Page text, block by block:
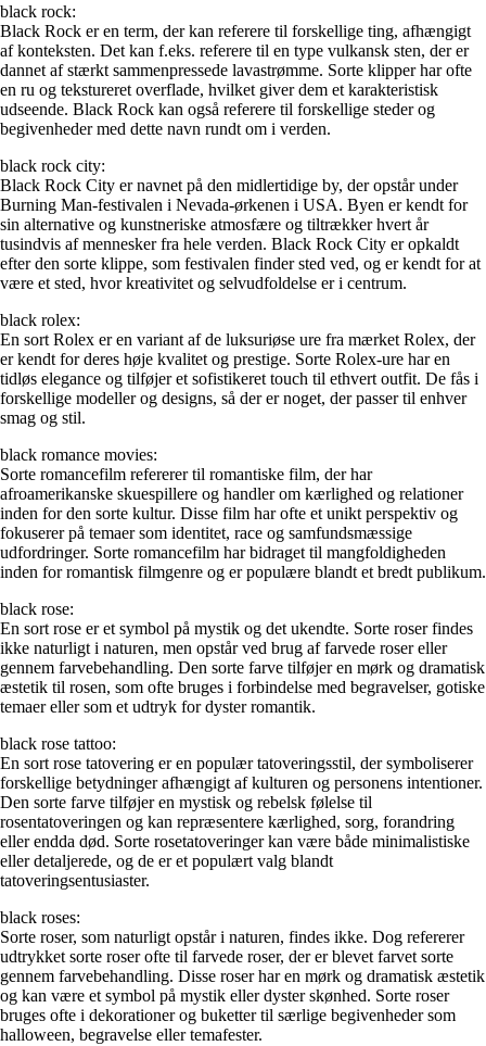
black rock:
Black Rock er en term, der kan referere til forskellige ting, afhængigt
af konteksten. Det kan f.eks. referere til en type vulkansk sten, der er
dannet af stærkt sammenpressede lavastrømme. Sorte klipper har ofte
en ru og tekstureret overflade, hvilket giver dem et karakteristisk
udseende. Black Rock kan også referere til forskellige steder og
begivenheder med dette navn rundt om i verden.
black rock city:
Black Rock City er navnet på den midlertidige by, der opstår under
Burning Man-festivalen i Nevada-ørkenen i USA. Byen er kendt for
sin alternative og kunstneriske atmosfære og tiltrækker hvert år
tusindvis af mennesker fra hele verden. Black Rock City er opkaldt
efter den sorte klippe, som festivalen finder sted ved, og er kendt for at
være et sted, hvor kreativitet og selvudfoldelse er i centrum.
black rolex:
En sort Rolex er en variant af de luksuriøse ure fra mærket Rolex, der
er kendt for deres høje kvalitet og prestige. Sorte Rolex-ure har en
tidløs elegance og tilføjer et sofistikeret touch til ethvert outfit. De fås i
forskellige modeller og designs, så der er noget, der passer til enhver
smag og stil.
black romance movies:
Sorte romancefilm refererer til romantiske film, der har
afroamerikanske skuespillere og handler om kærlighed og relationer
inden for den sorte kultur. Disse film har ofte et unikt perspektiv og
fokuserer på temaer som identitet, race og samfundsmæssige
udfordringer. Sorte romancefilm har bidraget til mangfoldigheden
inden for romantisk filmgenre og er populære blandt et bredt publikum.
black rose:
En sort rose er et symbol på mystik og det ukendte. Sorte roser findes
ikke naturligt i naturen, men opstår ved brug af farvede roser eller
gennem farvebehandling. Den sorte farve tilføjer en mørk og dramatisk
æstetik til rosen, som ofte bruges i forbindelse med begravelser, gotiske
temaer eller som et udtryk for dyster romantik.
black rose tattoo:
En sort rose tatovering er en populær tatoveringsstil, der symboliserer
forskellige betydninger afhængigt af kulturen og personens intentioner.
Den sorte farve tilføjer en mystisk og rebelsk følelse til
rosentatoveringen og kan repræsentere kærlighed, sorg, forandring
eller endda død. Sorte rosetatoveringer kan være både minimalistiske
eller detaljerede, og de er et populært valg blandt
tatoveringsentusiaster.
black roses:
Sorte roser, som naturligt opstår i naturen, findes ikke. Dog refererer
udtrykket sorte roser ofte til farvede roser, der er blevet farvet sorte
gennem farvebehandling. Disse roser har en mørk og dramatisk æstetik
og kan være et symbol på mystik eller dyster skønhed. Sorte roser
bruges ofte i dekorationer og buketter til særlige begivenheder som
halloween, begravelse eller temafester.